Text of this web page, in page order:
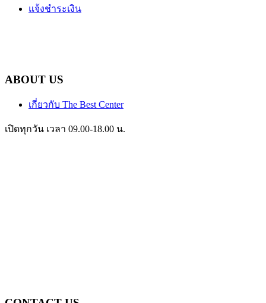
แจ้งชำระเงิน
ABOUT US
เกี่ยวกับ The Best Center
เปิดทุกวัน เวลา 09.00-18.00 น.